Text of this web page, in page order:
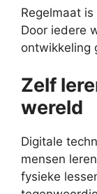
Regelmaat
Door iedere
ontwikkeling
Zelf
wereld
Digitale
mensen
fysieke